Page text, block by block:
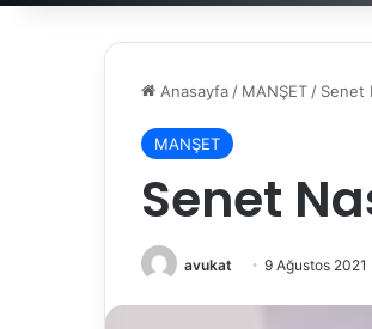
Anasayfa / MANŞET / Senet
MANŞET
Senet
avukat 9 Ağustos 2021